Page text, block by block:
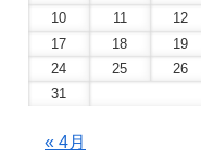
10
11 12
17
18 19
24
25 26
31
« 4月